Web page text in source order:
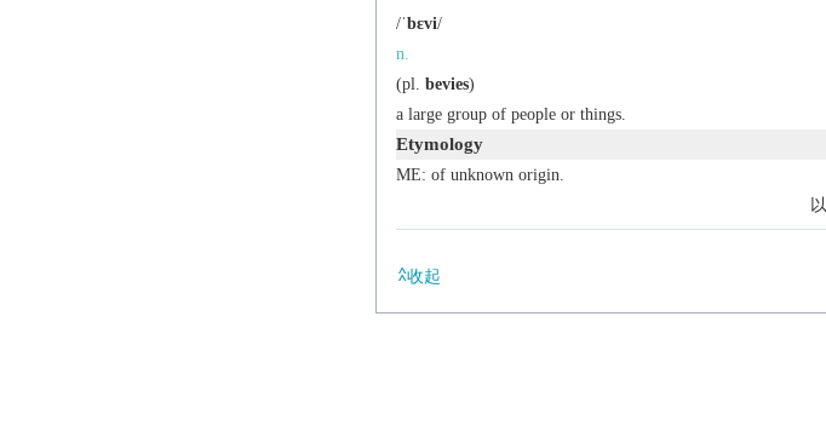
/ˈbɛvi/
n.
(pl. bevies)
a large group of people or things.
Etymology
ME: of unknown origin.
收起